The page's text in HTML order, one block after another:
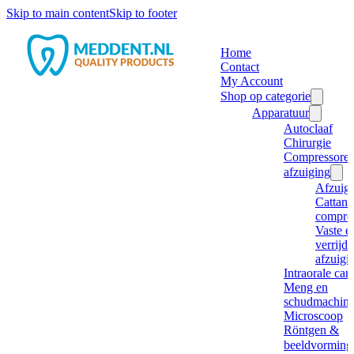
Skip to main contentSkip to footer
Home
Contact
My Account
Shop op categorie
Apparatuur
Autoclaaf
Chirurgie
afzuiging
Cattani
Vaste
Intraorale
Meng en
Microscoop
Röntgen &
beeldvorming